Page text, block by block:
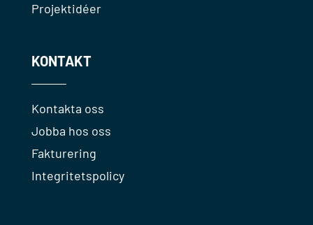
Projektidéer
KONTAKT
Kontakta oss
Jobba hos oss
Fakturering
Integritetspolicy